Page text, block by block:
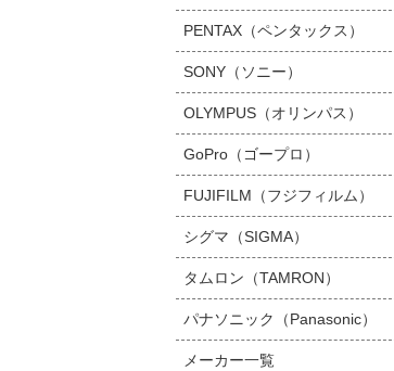
PENTAX（ペンタックス）
SONY（ソニー）
OLYMPUS（オリンパス）
GoPro（ゴープロ）
FUJIFILM（フジフィルム）
シグマ（SIGMA）
タムロン（TAMRON）
パナソニック（Panasonic）
メーカー一覧